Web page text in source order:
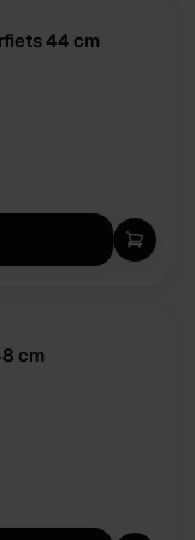
44 cm
cm